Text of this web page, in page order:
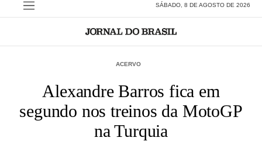
SÁBADO, 8 DE AGOSTO DE 2026
ACERVO
Alexandre Barros fica em
segundo nos treinos da MotoGP
na Turquia